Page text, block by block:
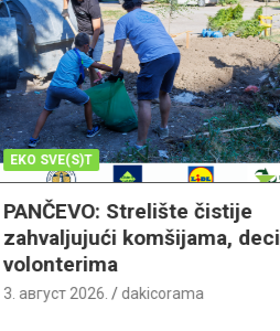
EKO SVE(S)T
PANČEVO: Strelište čistije
zahvaljujući komšijama, deci i
volonterima
3. август 2026. dakicorama